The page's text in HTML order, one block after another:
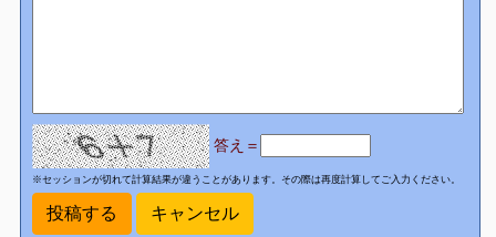
答え＝
※セッションが切れて計算結果が違うことがあります。その際は再度計算してご入力ください。